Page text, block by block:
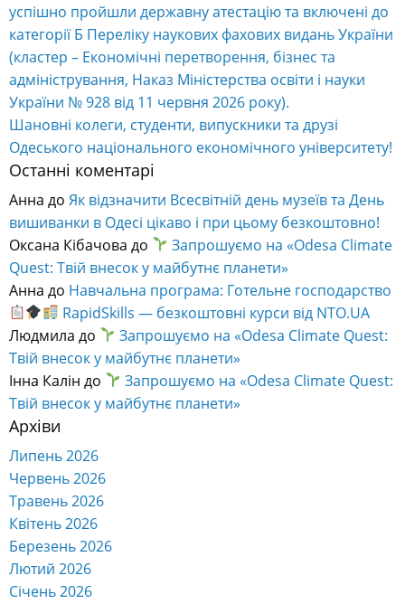
успішно пройшли державну атестацію та включені до
категорії Б Переліку наукових фахових видань України
(кластер – Економічні перетворення, бізнес та
адміністрування, Наказ Міністерства освіти і науки
України № 928 від 11 червня 2026 року).
Шановні колеги, студенти, випускники та друзі
Одеського національного економічного університету!
Останні коментарі
Анна до Як відзначити Всесвітній день музеїв та День
вишиванки в Одесі цікаво і при цьому безкоштовно!
Оксана Кібачова до
Запрошуємо на «Odesa Climate
Quest: Твій внесок у майбутнє планети»
Анна до Навчальна програма: Готельне господарство
RapidSkills — безкоштовні курси від NTO.UA
Людмила до
Запрошуємо на «Odesa Climate Quest:
Твій внесок у майбутнє планети»
Інна Калін до
Запрошуємо на «Odesa Climate Quest:
Твій внесок у майбутнє планети»
Архіви
Липень 2026
Червень 2026
Травень 2026
Квітень 2026
Березень 2026
Лютий 2026
Січень 2026